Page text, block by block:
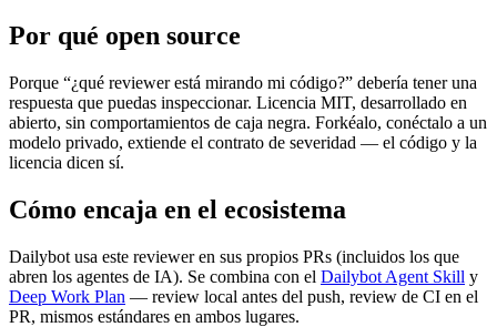
Por qué open source
Porque “¿qué reviewer está mirando mi código?” debería tener una
respuesta que puedas inspeccionar. Licencia MIT, desarrollado en
abierto, sin comportamientos de caja negra. Forkéalo, conéctalo a un
modelo privado, extiende el contrato de severidad — el código y la
licencia dicen sí.
Cómo encaja en el ecosistema
Dailybot usa este reviewer en sus propios PRs (incluidos los que
abren los agentes de IA). Se combina con el Dailybot Agent Skill y
Deep Work Plan — review local antes del push, review de CI en el
PR, mismos estándares en ambos lugares.